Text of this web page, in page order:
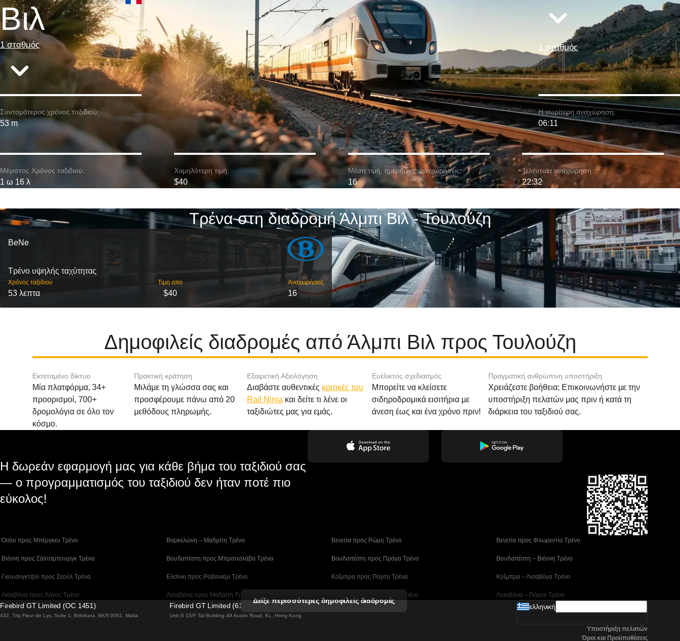
Βιλ
1 σταθμός 1 σταθμός
Συντομότερος χρόνος ταξιδιού:
53 m
Η νωρίτερη αναχώρηση:
06:11
Μέγιστος Χρόνος ταξιδιού:
1 ω 16 λ
Χαμηλότερη τιμή:
$40
Μέση τιμή. ημερήσιες αναχωρήσεις:
16
Τελευταία αναχώρηση:
22:32
Τρένα στη διαδρομή Άλμπι Βιλ - Τουλούζη
BeNe
Τρένο υψηλής ταχύτητας
Χρόνος ταξιδιού
53 λεπτα
Τιμη απο
$40
Αναχωρήσεις
16
Δημοφιλείς διαδρομές από Άλμπι Βιλ προς Τουλούζη
Εκτεταμένο δίκτυο
Μία πλατφόρμα, 34+
προορισμοί, 700+
δρομολόγια σε όλο τον
κόσμο.
Πρακτική κράτηση
Μιλάμε τη γλώσσα σας και
προσφέρουμε πάνω από 20
μεθόδους πληρωμής.
Εξαιρετική Αξιολόγηση
Διαβάστε αυθεντικές κριτικές του
Rail Ninja και δείτε τι λένε οι
ταξιδιώτες μας για εμάς.
Ευέλικτος σχεδιασμός
Μπορείτε να κλείσετε
σιδηροδρομικά εισιτήρια με
άνεση έως και ένα χρόνο πριν!
Πραγματική ανθρώπινη υποστήριξη
Χρειάζεστε βοήθεια; Επικοινωνήστε με την
υποστήριξη πελατών μας πριν ή κατά τη
διάρκεια του ταξιδιού σας.
Η δωρεάν εφαρμογή μας για κάθε βήμα του ταξιδιού σας
— ο προγραμματισμός του ταξιδιού δεν ήταν ποτέ πιο
εύκολος!
Όσλο προς Μπέργκεν Tρένο Βαρκελώνη – Μαδρίτη Tρένο Βενετία προς Ρώμη Τρένο Βενετία προς Φλωρεντία Τρένο
Βιέννη προς Σάλτσμπουργκ Τρένα Βουδαπέστη προς Μπρατισλάβα Τρένα Βουδαπέστη προς Πράγα Tρένο Βουδαπέστη – Βιέννη Tρένο
Γκουανγκτζού προς Σεούλ Τρένα Ελσίνκι προς Ροβανιέμι Τρένο Κοΐμπρα προς Πόρτο Τρένα Κοΐμπρα – Λισαβόνα Τρένο
Λισαβόνα προς Λάγος Tρένο Λισαβόνα προς Μαδρίτη Τρένα Λισαβόνα – Αλμπουφέιρα Τρένο Λισαβόνα – Πόρτο Tρένο
Λισαβόνα – Φάρο Τρένο Λονδίνο – Εδιμβούργο Tρένο Μαδρίτη προς Αλικάντε Τρένα
Δείξε περισσότερες δημοφιλείς διαδρομές
Firebird GT Limited (OC 1451)
432, Triq Fleur de Lys, Suite 1, Birkirkara, BKR 9061, Malta
Firebird GT Limited (61211989)
Unit G 15/F Tal Building 49 Austin Road, KL, Hong Kong
ελληνική
Υποστήριξη πελατών
Όροι και Προϋποθέσεις